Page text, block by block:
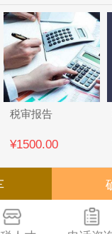
税审报告
¥1500.00